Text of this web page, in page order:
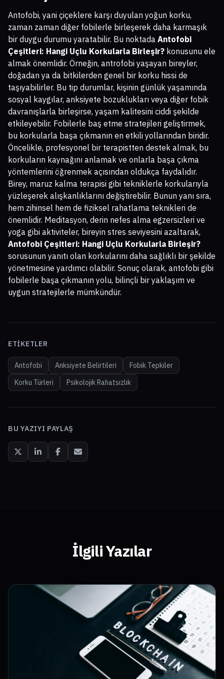
Antofobi, yani çiçeklere karşı duyulan yoğun korku,
zaman zaman diğer fobilerle birleşerek daha karmaşık
bir duygu durumu yaratabilir. Bu noktada Antofobi
Çeşitleri: Hangi Uçlu Korkularla Birleşir? konusunu ele
almak önemlidir. Örneğin, antrofobi yaşayan bireyler,
doğadan ya da bitkilerden genel bir korku hissi de
taşıyabilirler. Bu tip durumlar, kişinin günlük yaşamında
sosyal kaygılar, anksiyete bozuklukları veya diğer fobik
davranışlarla birleşirse, yaşam kalitesini ciddi şekilde
etkileyebilir. Fobilerle baş etme stratejileri geliştirmek,
bu korkularla başa çıkmanın en etkili yollarından biridir.
Öncelikle, profesyonel bir terapistten destek almak, bu
korkuların kaynağını anlamak ve onlarla başa çıkma
yöntemlerini öğrenmek açısından oldukça faydalıdır.
Birey, maruz kalma terapisi gibi tekniklerle korkularıyla
yüzleşerek alışkanlıklarını değiştirebilir. Bunun yanı sıra,
hem zihinsel hem de fiziksel rahatlama teknikleri de
önemlidir. Meditasyon, derin nefes alma egzersizleri ve
yoga gibi aktiviteler, bireyin stres seviyesini azaltarak,
Antofobi Çeşitleri: Hangi Uçlu Korkularla Birleşir?
sorusunun yanıtı olan korkularını daha sağlıklı bir şekilde
yönetmesine yardımcı olabilir. Sonuç olarak, antofobi gibi
fobilerle başa çıkmanın yolu, bilinçli bir yaklaşım ve
uygun stratejilerle mümkündür.
ETIKETLER
Antofobi Anksiyete Belirtileri
Fobik Tepkiler
Korku Türleri
Psikolojik Rahatsızlık
BU YAZIYI PAYLAŞ
İlgili Yazılar